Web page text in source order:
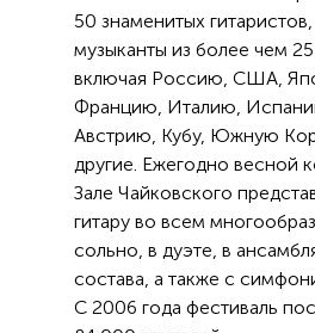
50 знаменитых
музыканты из более чем
включая Россию, США,
Францию, Италию,
Австрию, Кубу, Южную
другие. Ежегодно весной
Зале Чайковского
гитару во всем
сольно, в дуэте, в
состава, а также с
С 2006 года фестиваль